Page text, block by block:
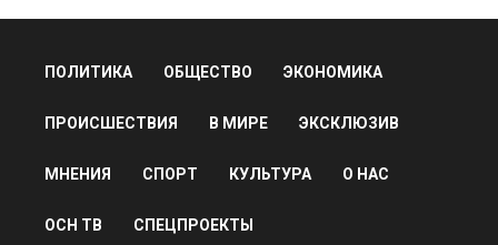
ПОЛИТИКА ОБЩЕСТВО ЭКОНОМИКА
ПРОИСШЕСТВИЯ В МИРЕ ЭКСКЛЮЗИВ
МНЕНИЯ СПОРТ КУЛЬТУРА О НАС
ОСН ТВ СПЕЦПРОЕКТЫ